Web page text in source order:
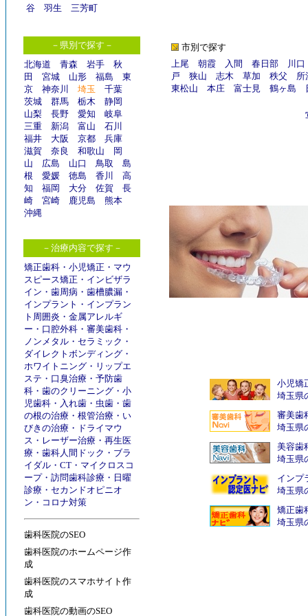
谷
羽生 三芳町
－県別で探す－
北海道
青森 岩手
秋
田
宮城 山形 福島
東
京
神奈川 埼玉
千葉
茨城
群馬 栃木
静岡
山梨
長野 愛知
岐阜
三重
新潟 富山
石川
福井
大阪 京都
兵庫
滋賀
奈良 和歌山
岡
山
広島 山口 鳥取
島
根
愛媛 徳島 香川
高
知
福岡 大分 佐賀
長
崎
宮崎 鹿児島
熊本
沖縄
－治療内容で探す－
矯正歯科 ・ 小児矯正 ・ マウ
スピース矯正 ・ インビザラ
イン ・ 歯周病 ・ 歯槽膿漏 ・
インプラント ・ インプラン
ト周囲炎 ・ 金属アレルギ
ー ・ 口腔外科 ・ 審美歯科 ・
ノンメタル ・ セラミック ・
ダイレクトボンディング ・
ホワイトニング ・ リップエ
ステ ・ 口臭治療 ・ 予防歯
科 ・ 歯のクリーニング ・ 小
児歯科 ・ 入れ歯 ・ 虫歯 ・ 歯
の根の治療 ・ 根管治療 ・ い
びきの治療 ・ ドライマウ
ス ・ レーザー治療 ・ 再生医
療 ・ 歯科人間ドック ・ ブラ
イダル ・ CT ・ マイクロスコ
ープ・ 訪問歯科診療 ・ 日曜
診療 ・ セカンドオピニオ
ン ・ コロナ対策
歯科医院のSEO
歯科医院のホームページ作
成
歯科医院のスマホサイト作
成
歯科医院の動画のSEO
市別で探す
上尾
朝霞 入間 春日部
川口
戸
狭山 志木 草加 秩父
所
東松山
本庄 富士見 鶴ヶ島
小児矯
埼玉県
審美歯
埼玉県
美容歯
埼玉県
インプ
埼玉県
矯正歯
埼玉県